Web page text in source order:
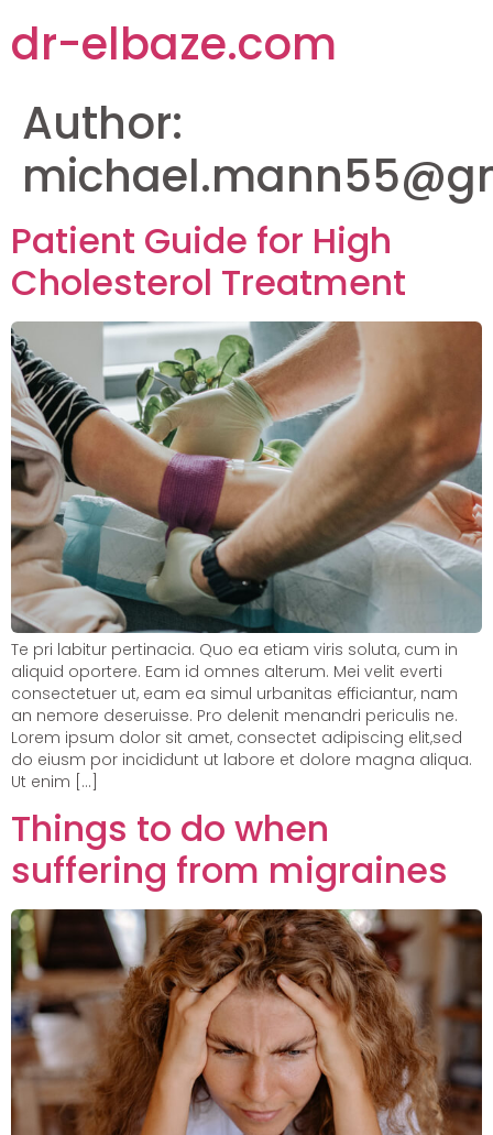
dr-elbaze.com
Author:
Patient Guide for High
Cholesterol Treatment
Te pri labitur pertinacia. Quo ea etiam viris soluta, cum in
aliquid oportere. Eam id omnes alterum. Mei velit everti
consectetuer ut, eam ea simul urbanitas efficiantur, nam
an nemore deseruisse. Pro delenit menandri periculis ne.
Lorem ipsum dolor sit amet, consectet adipiscing elit,sed
do eiusm por incididunt ut labore et dolore magna aliqua.
Ut enim […]
Things to do when
suffering from migraines